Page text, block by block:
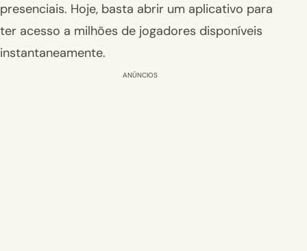
presenciais. Hoje, basta abrir um aplicativo para
ter acesso a milhões de jogadores disponíveis
instantaneamente.
ANÚNCIOS